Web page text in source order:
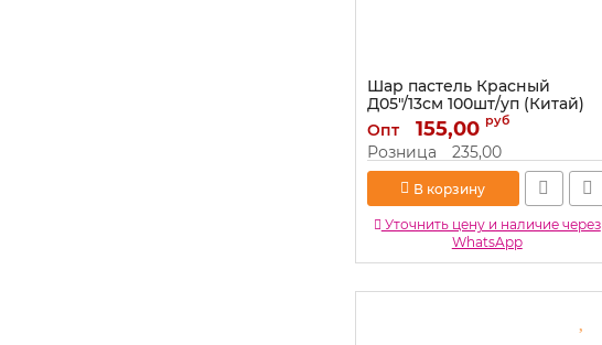
Шар пастель Красный
Д05"/13см 100шт/уп (Китай)
605102
Артикул: 605102
Опт 155,00 руб
Розница 235,00
В корзину
Уточнить цену и наличие через
WhatsApp